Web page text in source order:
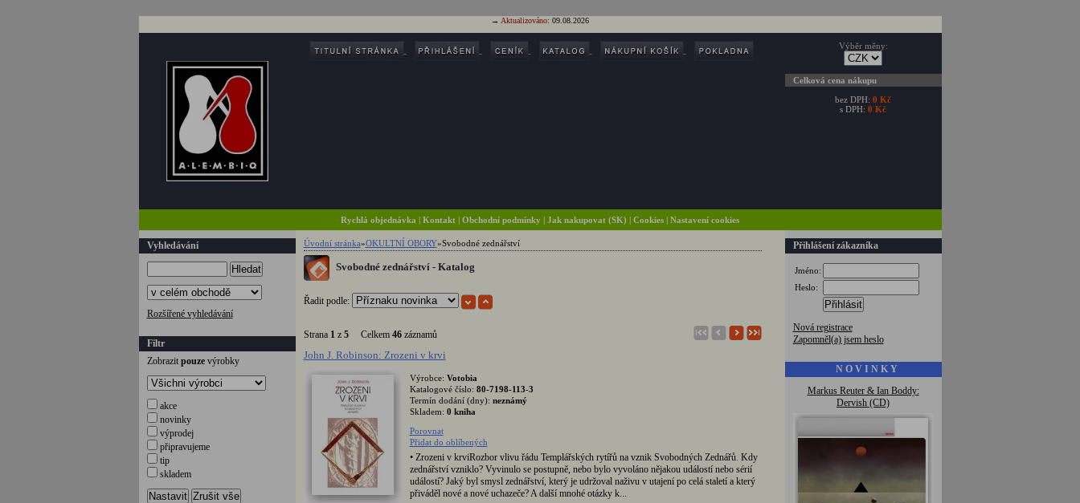
→ Aktualizováno: 09.08.2026
Výběr měny:
Celková cena nákupu
bez DPH: 0 Kč
s DPH: 0 Kč
Rychlá objednávka | Kontakt | Obchodní podmínky | Jak nakupovat (SK) | Cookies | Nastavení cookies
Vyhledávání
Hledat
Rozšířené vyhledávání
Filtr
Zobrazit pouzevýrobky
akce
novinky
výprodej
připravujeme
tip
skladem
Nastavit Zrušit vše
Úvodní stránka»OKULTNÍ OBORY»Svobodné zednářství
Svobodné zednářství - Katalog
Řadit podle:
Strana 1 z 5Celkem 46záznamů
John J. Robinson: Zrozeni v krvi
Výrobce: Votobia
Katalogové číslo: 80-7198-113-3
Termín dodání (dny): neznámý
Skladem: 0 kniha
Porovnat
Přidat do oblíbených
• Zrozeni v krviRozbor vlivu řádu Templářských rytířů na vznik Svobodných Zednářů. Kdy
zednářství vzniklo? Vyvinulo se postupně, nebo bylo vyvoláno nějakou událostí nebo sérií
událostí? Jaký byl smysl zednářství, který je udržoval naživu v utajení po celá staletí a který
přiváděl nové a nové uchazeče? A další mnohé otázky k...
Přihlášení zákazníka
Jméno:
Heslo:
Přihlásit
Nová registrace
Zapomněl(a) jsem heslo
N O V I N K Y
Markus Reuter & Ian Boddy:
Dervish (CD)